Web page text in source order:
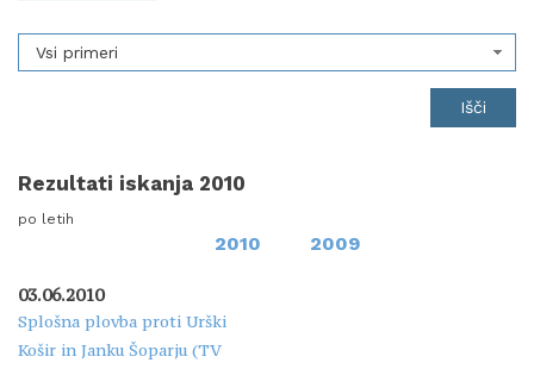
Vsi primeri
Rezultati iskanja 2010
po letih
2010 2009
03.06.2010
Splošna plovba proti Urški
Košir in Janku Šoparju (TV